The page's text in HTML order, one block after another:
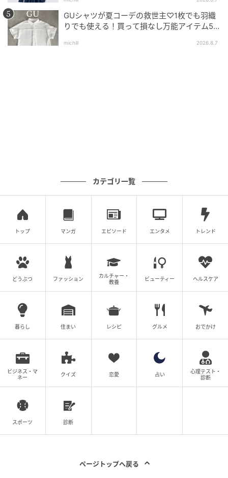
を取り入れているのだとか。
アルナルディはミアの最大のファンのようで、
ATPTour.comに対してこう語っていました。「彼女は
素晴らしい活躍をしています。ブランドを築き上げて
いるんです。今の時代、アパレル業界に参入するのは
どう考えても簡単じゃありません。ブランドが多すぎ
ますから」「みんな色々なことをやっています。今で
はファッションブランドでさえスポーツウェアを手掛
けています。簡単ではないけれど、彼女は勇気を出し
てこの業界に飛び込み、自分のラインを立ち上げまし
た。そして、彼女は何でもこなしているんです」
From : Town & Country
Translation : Mayuko Akimoto
※この翻訳は、抄訳です。
※この記事は、2026年6月18日時点のものです。
GUシャツが夏コーデの救世主♡1枚でも羽織
りでも使える！買って損なし万能アイテム5
michill 2026.8.7
カテゴリ一覧
トップ マンガ エピソード エンタメ トレンド
どうぶつ ファッション
カルチャー・
教養
ビューティー ヘルスケア
暮らし 住まい レシピ グルメ おでかけ
ビジネス・マ
ネー
クイズ 恋愛 占い
心理テスト・
診断
スポーツ 診断
ページトップへ戻る